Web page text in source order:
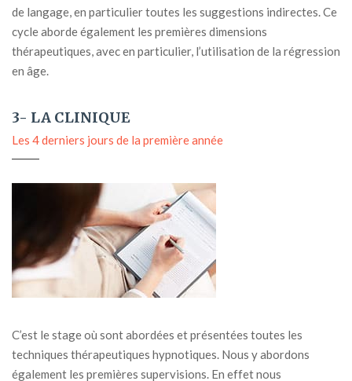
de langage, en particulier toutes les suggestions indirectes. Ce
cycle aborde également les premières dimensions
thérapeutiques, avec en particulier, l’utilisation de la régression
en âge.
3- LA CLINIQUE
Les 4 derniers jours de la première année
C’est le stage où sont abordées et présentées toutes les
techniques thérapeutiques hypnotiques. Nous y abordons
également les premières supervisions. En effet nous